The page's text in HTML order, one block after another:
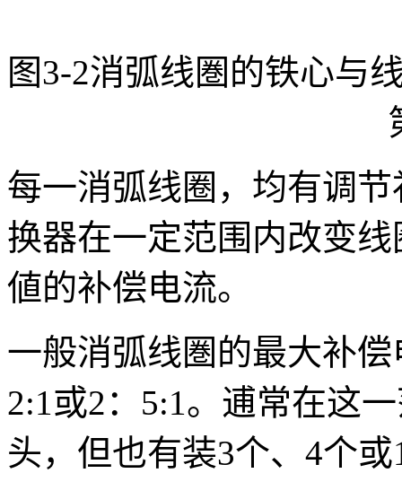
图3-2消弧线圏的铁心与
每一消弧线圈，均有调
换器在一定范围内改变
値的补偿电流。
一般消弧线圏的最大补
2:1或2：5:1。逋常在这
头，但也有装3个、4个